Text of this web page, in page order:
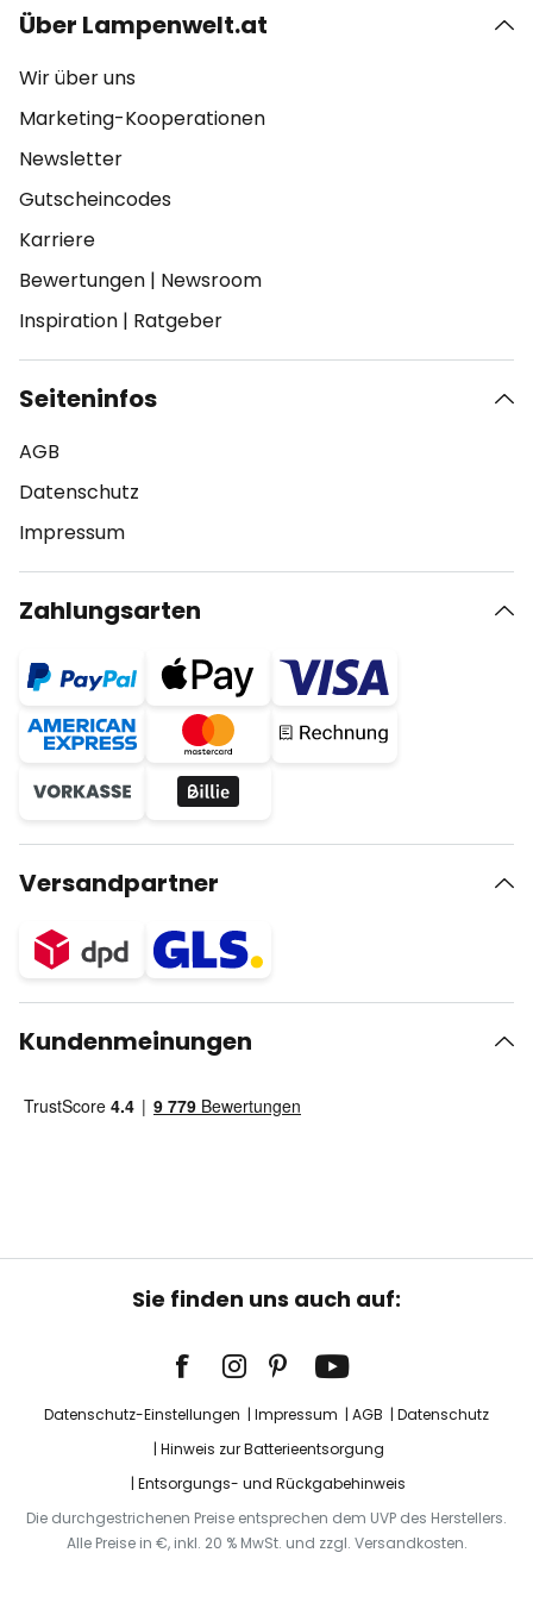
Über Lampenwelt.at
Wir über uns
Marketing-Kooperationen
Newsletter
Gutscheincodes
Karriere
Bewertungen | Newsroom
Inspiration | Ratgeber
Seiteninfos
AGB
Datenschutz
Impressum
Zahlungsarten
Versandpartner
Kundenmeinungen
Sie finden uns auch auf:
Datenschutz-Einstellungen Impressum AGB
Datenschutz
Hinweis zur Batterieentsorgung
Entsorgungs- und Rückgabehinweis
Die durchgestrichenen Preise entsprechen dem UVP des Herstellers.
Alle Preise in €, inkl. 20 % MwSt. und zzgl. Versandkosten.